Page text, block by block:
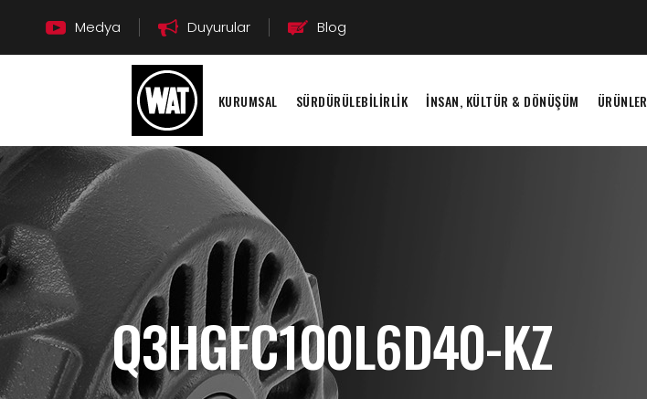
Medya Duyurular Blog
KURUMSAL SÜRDÜRÜLEBİLİRLİK İNSAN, KÜLTÜR & DÖNÜŞÜM ÜRÜNLER
Q3HGFC100L6D40-KZ